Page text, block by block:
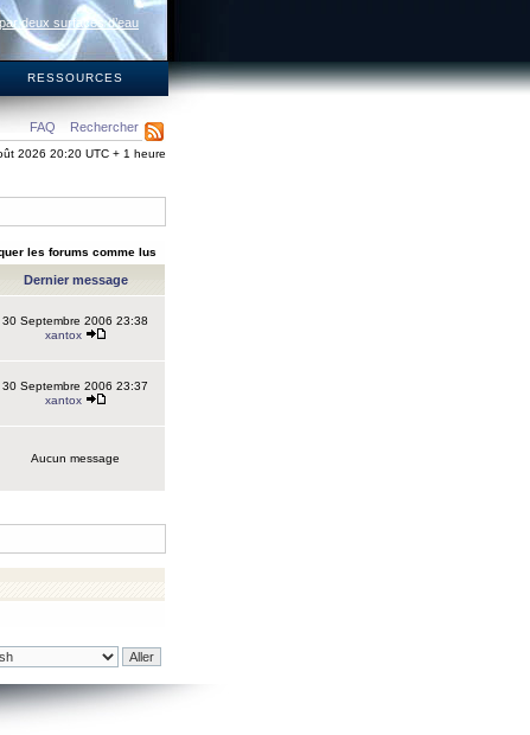
deux surfaces d’eau
RESSOURCES
FAQ Rechercher
2026 20:20 UTC + 1 heure
les forums comme lus
Dernier message
30 Septembre 2006 23:38
xantox
30 Septembre 2006 23:37
xantox
Aucun message